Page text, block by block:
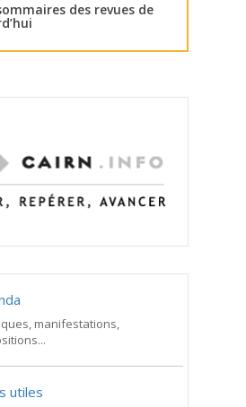
des revues de
manifestations,
utiles